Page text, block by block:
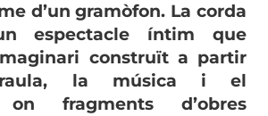
d’un gramòfon. La corda
espectacle íntim que
construït a partir
la música i el
on fragments d’obres